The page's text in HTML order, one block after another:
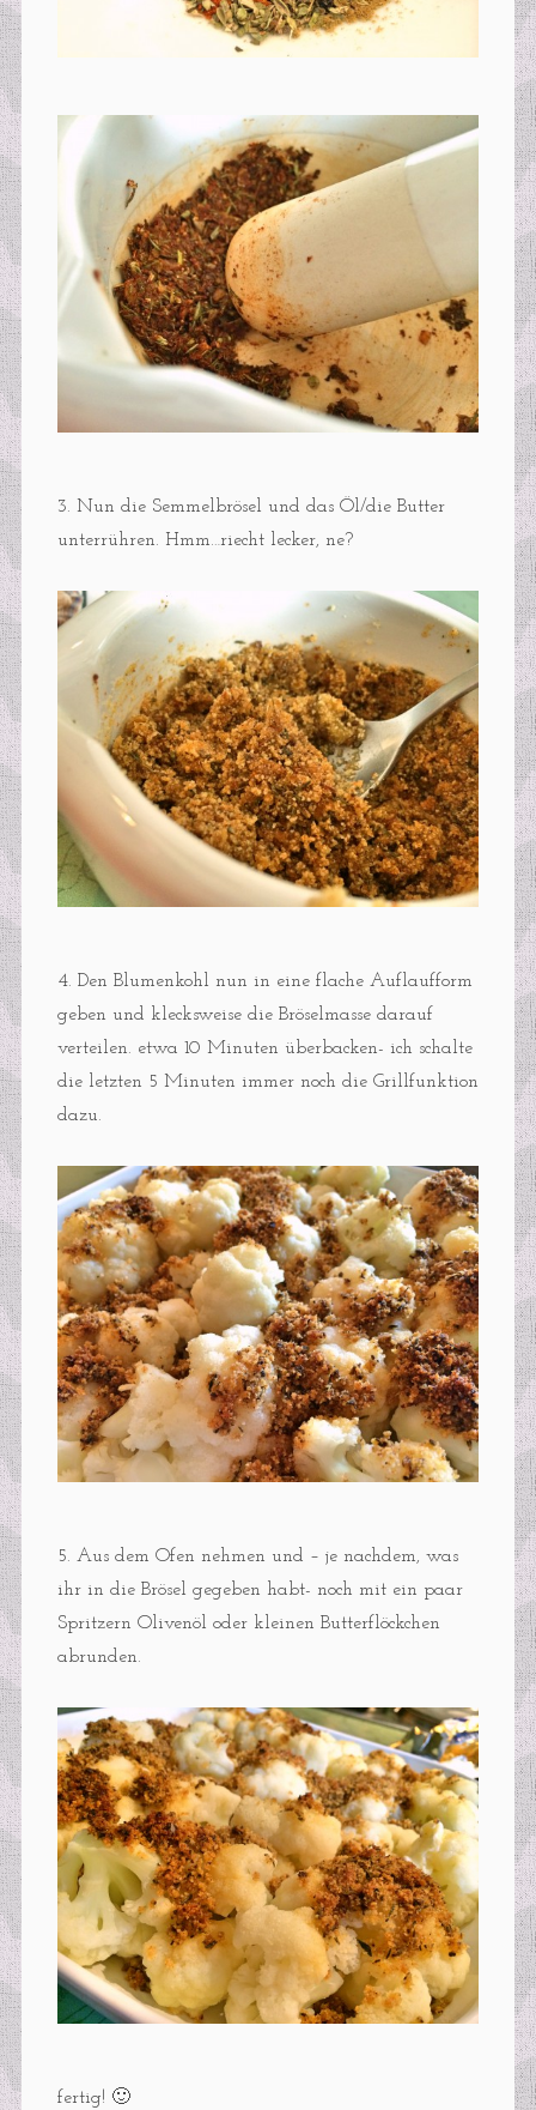
3. Nun die Semmelbrösel und das Öl/die Butter
unterrühren. Hmm…riecht lecker, ne?
4. Den Blumenkohl nun in eine flache Auflaufform
geben und klecksweise die Bröselmasse darauf
verteilen. etwa 10 Minuten überbacken- ich schalte
die letzten 5 Minuten immer noch die Grillfunktion
dazu.
5. Aus dem Ofen nehmen und – je nachdem, was
ihr in die Brösel gegeben habt- noch mit ein paar
Spritzern Olivenöl oder kleinen Butterflöckchen
abrunden.
fertig! 🙂